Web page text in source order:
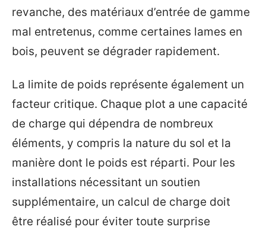
revanche, des matériaux d’entrée de gamme
mal entretenus, comme certaines lames en
bois, peuvent se dégrader rapidement.
La limite de poids représente également un
facteur critique. Chaque plot a une capacité
de charge qui dépendra de nombreux
éléments, y compris la nature du sol et la
manière dont le poids est réparti. Pour les
installations nécessitant un soutien
supplémentaire, un calcul de charge doit
être réalisé pour éviter toute surprise